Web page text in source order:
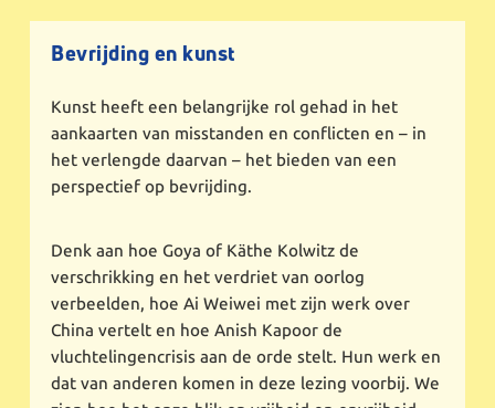
Bevrijding en kunst
Kunst heeft een belangrijke rol gehad in het
aankaarten van misstanden en conflicten en – in
het verlengde daarvan – het bieden van een
perspectief op bevrijding.
Denk aan hoe Goya of Käthe Kolwitz de
verschrikking en het verdriet van oorlog
verbeelden, hoe Ai Weiwei met zijn werk over
China vertelt en hoe Anish Kapoor de
vluchtelingencrisis aan de orde stelt. Hun werk en
dat van anderen komen in deze lezing voorbij. We